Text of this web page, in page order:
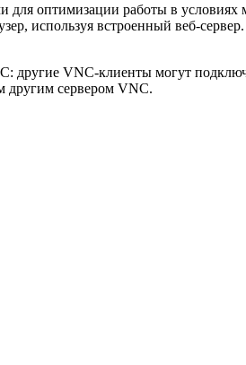
оптимизации работы в
используя встроенный веб-
VNC-клиенты могут
другим сервером VNC.